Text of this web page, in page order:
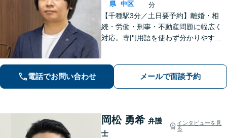
県
中区
分
【千種駅3分／土日要予約】離婚・相
続・労働・刑事・不動産問題に幅広く
対応。専門用語を使わず分かりやすく
最適な解決策まで、期待を超える「必
要十分以上」のサポートをご提供しま
電話でお問い合わせ メールで面談予約
岡松 勇希 弁護
士
インタビューを見
る